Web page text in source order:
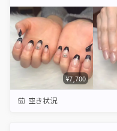
¥7,700
空き状況